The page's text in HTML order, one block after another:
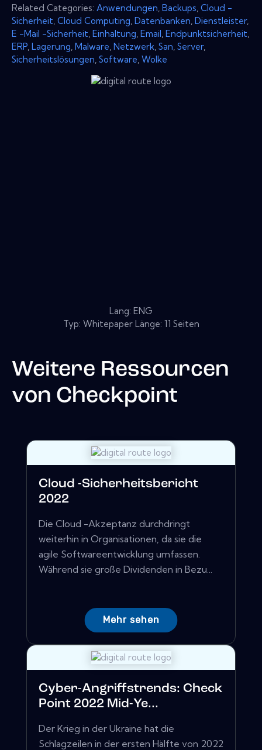
Related Categories: Anwendungen Backups Cloud -
Sicherheit Cloud Computing Datenbanken Dienstleister,
E -Mail -Sicherheit Einhaltung Email Endpunktsicherheit
ERP Lagerung Malware Netzwerk San Server,
Sicherheitslösungen Software Wolke
Lang: ENG
Typ: Whitepaper Länge: 11 Seiten
Weitere Ressourcen
von Checkpoint
Cloud -Sicherheitsbericht
2022
Die Cloud -Akzeptanz durchdringt
weiterhin in Organisationen, da sie die
agile Softwareentwicklung umfassen.
Während sie große Dividenden in Bezu...
Mehr sehen
Cyber-Angriffstrends: Check
Point 2022 Mid-Ye...
Der Krieg in der Ukraine hat die
Schlagzeilen in der ersten Hälfte von 2022